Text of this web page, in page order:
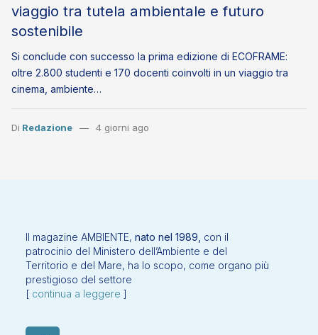
viaggio tra tutela ambientale e futuro
sostenibile
Si conclude con successo la prima edizione di ECOFRAME:
oltre 2.800 studenti e 170 docenti coinvolti in un viaggio tra
cinema, ambiente…
Di Redazione 4 giorni ago
Il magazine AMBIENTE, nato nel 1989, con il
patrocinio del Ministero dell’Ambiente e del
Territorio e del Mare, ha lo scopo, come organo più
prestigioso del settore
[ continua a leggere ]